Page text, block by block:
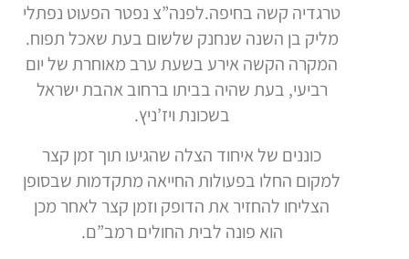
טרגדיה קשה בחיפה.לפנה”צ נפטר הפעוט נפתלי
מליק בן השנה שנחנק שלשום בעת שאכל תפוח.
המקרה הקשה אירע בשעת ערב מאוחרת של יום
רביעי, בעת שהיה בביתו ברחוב אהבת ישראל
בשכונת ויז’ניץ.
כוננים של איחוד הצלה שהגיעו תוך זמן קצר
למקום החלו בפעולות החייאה מתקדמות שבסופן
הצליחו להחזיר את הדופק וזמן קצר לאחר מכן
הוא פונה לבית החולים רמב”ם.